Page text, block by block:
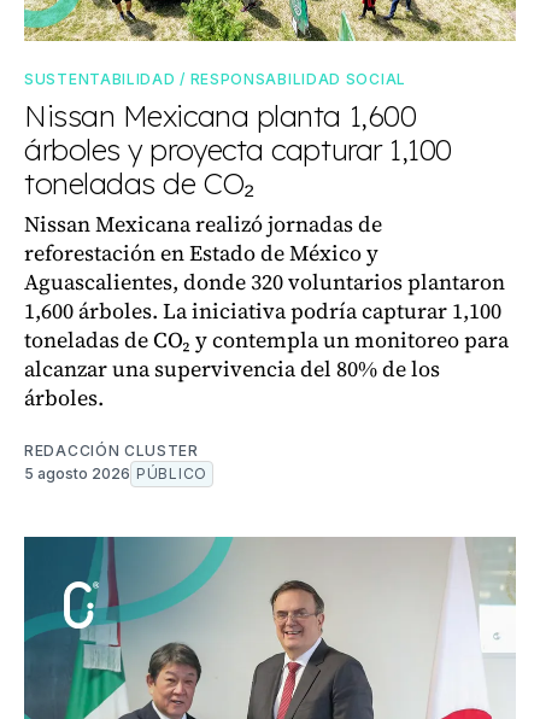
SUSTENTABILIDAD / RESPONSABILIDAD SOCIAL
Nissan Mexicana planta 1,600
árboles y proyecta capturar 1,100
toneladas de CO₂
Nissan Mexicana realizó jornadas de
reforestación en Estado de México y
Aguascalientes, donde 320 voluntarios plantaron
1,600 árboles. La iniciativa podría capturar 1,100
toneladas de CO₂ y contempla un monitoreo para
alcanzar una supervivencia del 80% de los
árboles.
REDACCIÓN CLUSTER
5 agosto 2026 PÚBLICO